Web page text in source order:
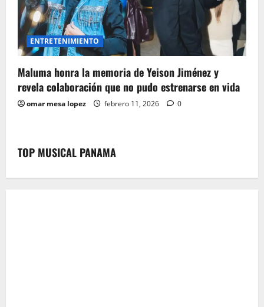
ENTRETENIMIENTO
Maluma honra la memoria de Yeison Jiménez y
revela colaboración que no pudo estrenarse en vida
omar mesa lopez febrero 11, 2026 0
TOP MUSICAL PANAMA